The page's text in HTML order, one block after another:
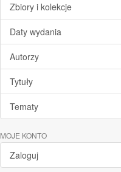
Zbiory i kolekcje
Daty wydania
Autorzy
Tytuły
Tematy
MOJE KONTO
Zaloguj